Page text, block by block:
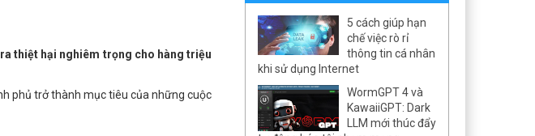
thiệt hại nghiêm trọng cho hàng triệu
phủ trở thành mục tiêu của những cuộc
5 cách giúp hạn
chế việc rò rỉ
thông tin cá nhân
khi sử dụng Internet
WormGPT 4 và
KawaiiGPT: Dark
LLM mới thúc đẩy